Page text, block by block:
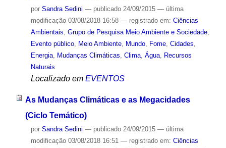
por Sandra Sedini — publicado24/09/2015 — última
modificação03/08/2018 16:58 — registrado em: Ciências
Ambientais Grupo de Pesquisa Meio Ambiente e Sociedade,
Evento público, Meio Ambiente, Mundo, Fome, Cidades
Energia, Mudanças Climáticas Clima, Água, Recursos
Naturais
Localizado em EVENTOS
As Mudanças Climáticas e as Megacidades
(Ciclo Temático)
por Sandra Sedini — publicado24/09/2015 — última
modificação03/08/2018 16:51 — registrado em: Ciências